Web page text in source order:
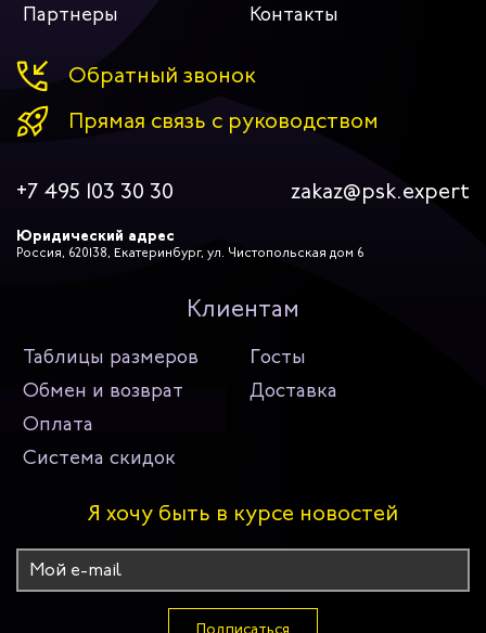
Партнеры
Контакты
Обратный звонок
Прямая связь с руководством
+7 495 103 30 30 zakaz@psk.expert
Юридический адрес
Россия, 620138, Екатеринбург, ул. Чистопольская дом 6
Клиентам
Таблицы размеров
Госты
Обмен и возврат
Доставка
Оплата
Система скидок
Я хочу быть в курсе новостей